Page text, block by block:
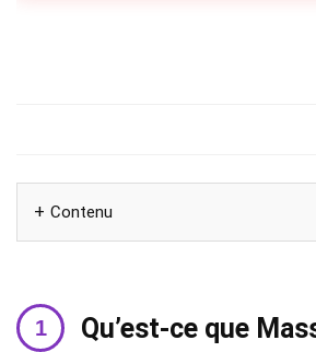
Contenu
Qu’est-ce que